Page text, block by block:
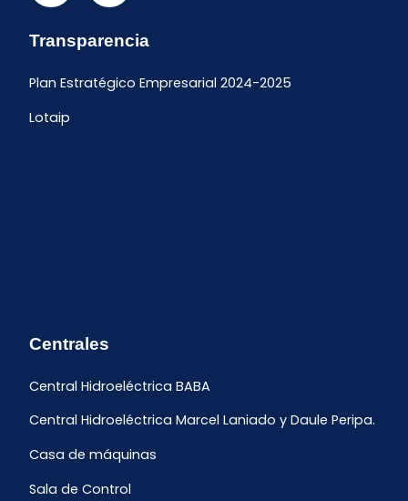
Transparencia
Plan Estratégico Empresarial 2024-2025
Lotaip
Centrales
Central Hidroeléctrica BABA
Central Hidroeléctrica Marcel Laniado y Daule Peripa.
Casa de máquinas
Sala de Control